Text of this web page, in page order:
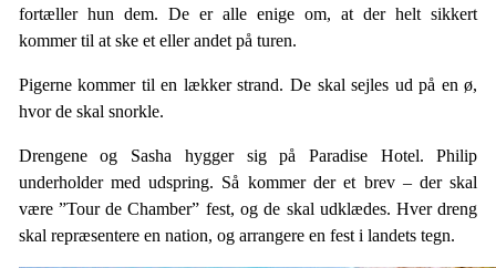
fortæller hun dem. De er alle enige om, at der helt sikkert
kommer til at ske et eller andet på turen.
Pigerne kommer til en lækker strand. De skal sejles ud på en ø,
hvor de skal snorkle.
Drengene og Sasha hygger sig på Paradise Hotel. Philip
underholder med udspring. Så kommer der et brev – der skal
være ”Tour de Chamber” fest, og de skal udklædes. Hver dreng
skal repræsentere en nation, og arrangere en fest i landets tegn.